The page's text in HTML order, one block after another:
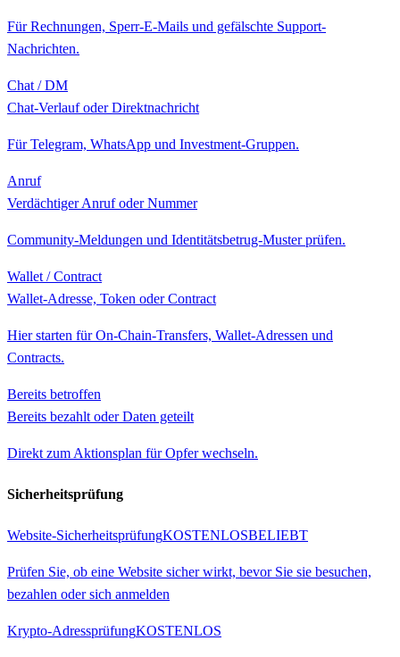
Für Rechnungen, Sperr-E-Mails und gefälschte Support-
Nachrichten.
Chat / DM
Chat-Verlauf oder Direktnachricht
Für Telegram, WhatsApp und Investment-Gruppen.
Anruf
Verdächtiger Anruf oder Nummer
Community-Meldungen und Identitätsbetrug-Muster prüfen.
Wallet / Contract
Wallet-Adresse, Token oder Contract
Hier starten für On-Chain-Transfers, Wallet-Adressen und
Contracts.
Bereits betroffen
Bereits bezahlt oder Daten geteilt
Direkt zum Aktionsplan für Opfer wechseln.
Sicherheitsprüfung
Website-SicherheitsprüfungKOSTENLOSBELIEBT
Prüfen Sie, ob eine Website sicher wirkt, bevor Sie sie besuchen,
bezahlen oder sich anmelden
Krypto-AdressprüfungKOSTENLOS